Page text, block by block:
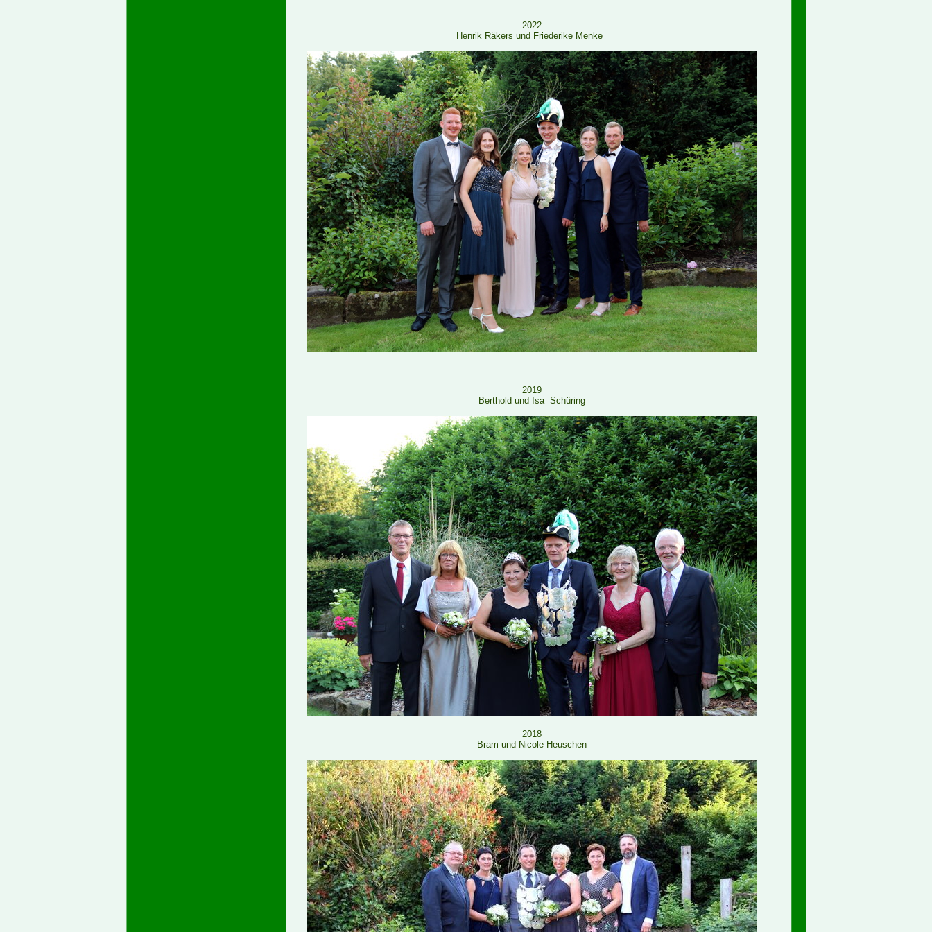
2022
Henrik Räkers und Friederike Menke
2019
Berthold und IsaSchüring
2018
Bram und Nicole Heuschen